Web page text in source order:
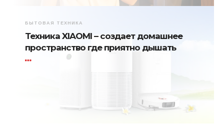
БЫТОВАЯ ТЕХНИКА
Техника XIAOMI – создает домашнее
пространство где приятно дышать